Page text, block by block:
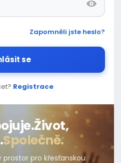
Zapomněli jste heslo?
se
Registrace
Život,
Společně.
pro křesťanskou